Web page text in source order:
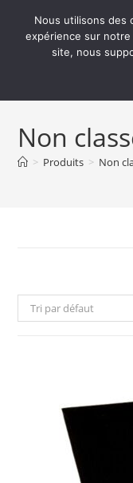
Paris 13
Non
> Produits > Non
Tri par défaut
Nous utilisons des
expérience sur
site, nous